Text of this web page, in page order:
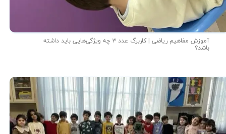
آموزش مفاهیم ریاضی | کاربرگ عدد ۳ چه ویژگی‌هایی باید داشته
باشد؟